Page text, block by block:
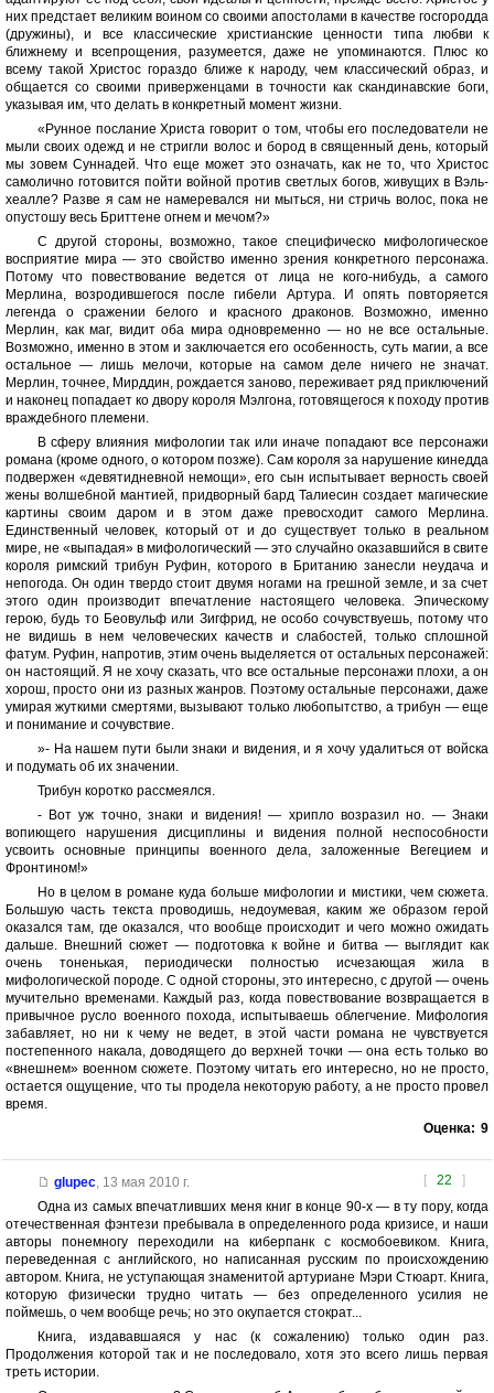
них предстает великим воином со своими апостолами в качестве госгородда
(дружины), и все классические христианские ценности типа любви к
ближнему и всепрощения, разумеется, даже не упоминаются. Плюс ко
всему такой Христос гораздо ближе к народу, чем классический образ, и
общается со своими приверженцами в точности как скандинавские боги,
указывая им, что делать в конкретный момент жизни.
«Рунное послание Христа говорит о том, чтобы его последователи не
мыли своих одежд и не стригли волос и бород в священный день, который
мы зовем Суннадей. Что еще может это означать, как не то, что Христос
самолично готовится пойти войной против светлых богов, живущих в Вэль-
хеалле? Разве я сам не намеревался ни мыться, ни стричь волос, пока не
опустошу весь Бриттене огнем и мечом?»
С другой стороны, возможно, такое специфическо мифологическое
восприятие мира — это свойство именно зрения конкретного персонажа.
Потому что повествование ведется от лица не кого-нибудь, а самого
Мерлина, возродившегося после гибели Артура. И опять повторяется
легенда о сражении белого и красного драконов. Возможно, именно
Мерлин, как маг, видит оба мира одновременно — но не все остальные.
Возможно, именно в этом и заключается его особенность, суть магии, а все
остальное — лишь мелочи, которые на самом деле ничего не значат.
Мерлин, точнее, Мирддин, рождается заново, переживает ряд приключений
и наконец попадает ко двору короля Мэлгона, готовящегося к походу против
враждебного племени.
В сферу влияния мифологии так или иначе попадают все персонажи
романа (кроме одного, о котором позже). Сам короля за нарушение кинедда
подвержен «девятидневной немощи», его сын испытывает верность своей
жены волшебной мантией, придворный бард Талиесин создает магические
картины своим даром и в этом даже превосходит самого Мерлина.
Единственный человек, который от и до существует только в реальном
мире, не «выпадая» в мифологический — это случайно оказавшийся в свите
короля римский трибун Руфин, которого в Британию занесли неудача и
непогода. Он один твердо стоит двумя ногами на грешной земле, и за счет
этого один производит впечатление настоящего человека. Эпическому
герою, будь то Беовульф или Зигфрид, не особо сочувствуешь, потому что
не видишь в нем человеческих качеств и слабостей, только сплошной
фатум. Руфин, напротив, этим очень выделяется от остальных персонажей:
он настоящий. Я не хочу сказать, что все остальные персонажи плохи, а он
хорош, просто они из разных жанров. Поэтому остальные персонажи, даже
умирая жуткими смертями, вызывают только любопытство, а трибун — еще
и понимание и сочувствие.
»- На нашем пути были знаки и видения, и я хочу удалиться от войска
и подумать об их значении.
Трибун коротко рассмеялся.
- Вот уж точно, знаки и видения! — хрипло возразил но. — Знаки
вопиющего нарушения дисциплины и видения полной неспособности
усвоить основные принципы военного дела, заложенные Вегецием и
Фронтином!»
Но в целом в романе куда больше мифологии и мистики, чем сюжета.
Большую часть текста проводишь, недоумевая, каким же образом герой
оказался там, где оказался, что вообще происходит и чего можно ожидать
дальше. Внешний сюжет — подготовка к войне и битва — выглядит как
очень тоненькая, периодически полностью исчезающая жила в
мифологической породе. С одной стороны, это интересно, с другой — очень
мучительно временами. Каждый раз, когда повествование возвращается в
привычное русло военного похода, испытываешь облегчение. Мифология
забавляет, но ни к чему не ведет, в этой части романа не чувствуется
постепенного накала, доводящего до верхней точки — она есть только во
«внешнем» военном сюжете. Поэтому читать его интересно, но не просто,
остается ощущение, что ты продела некоторую работу, а не просто провел
время.
Оценка: 9
[ 22 ]
glupec, 13 мая 2010 г.
Одна из самых впечатливших меня книг в конце 90-х — в ту пору, когда
отечественная фэнтези пребывала в определенного рода кризисе, и наши
авторы понемногу переходили на киберпанк с космобоевиком. Книга,
переведенная с английского, но написанная русским по происхождению
автором. Книга, не уступающая знаменитой артуриане Мэри Стюарт. Книга,
которую физически трудно читать — без определенного усилия не
поймешь, о чем вообще речь; но это окупается стократ...
Книга, издававшаяся у нас (к сожалению) только один раз.
Продолжения которой так и не последовало, хотя это всего лишь первая
треть истории.